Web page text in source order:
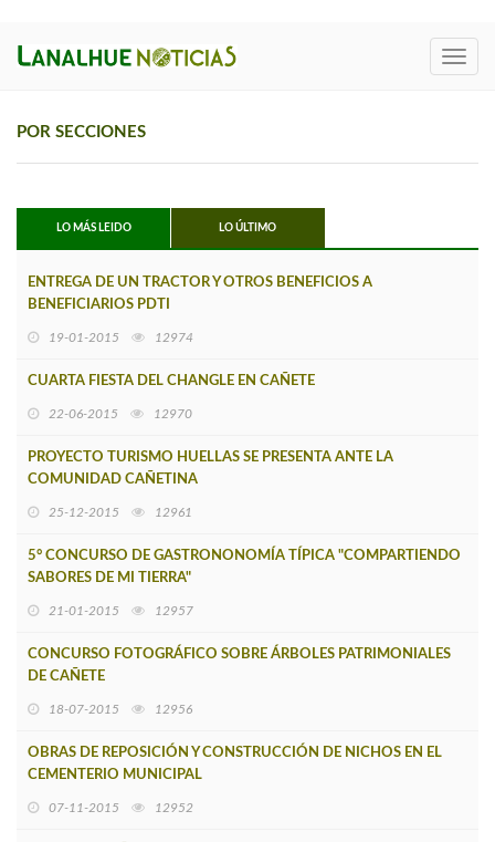
POR SECCIONES
LO MÁS LEIDO LO ÚLTIMO
ENTREGA DE UN TRACTOR Y OTROS BENEFICIOS A
BENEFICIARIOS PDTI
19-01-2015 12974
CUARTA FIESTA DEL CHANGLE EN CAÑETE
22-06-2015 12970
PROYECTO TURISMO HUELLAS SE PRESENTA ANTE LA
COMUNIDAD CAÑETINA
25-12-2015 12961
5° CONCURSO DE GASTRONONOMÍA TÍPICA "COMPARTIENDO
SABORES DE MI TIERRA"
21-01-2015 12957
CONCURSO FOTOGRÁFICO SOBRE ÁRBOLES PATRIMONIALES
DE CAÑETE
18-07-2015 12956
OBRAS DE REPOSICIÓN Y CONSTRUCCIÓN DE NICHOS EN EL
CEMENTERIO MUNICIPAL
07-11-2015 12952